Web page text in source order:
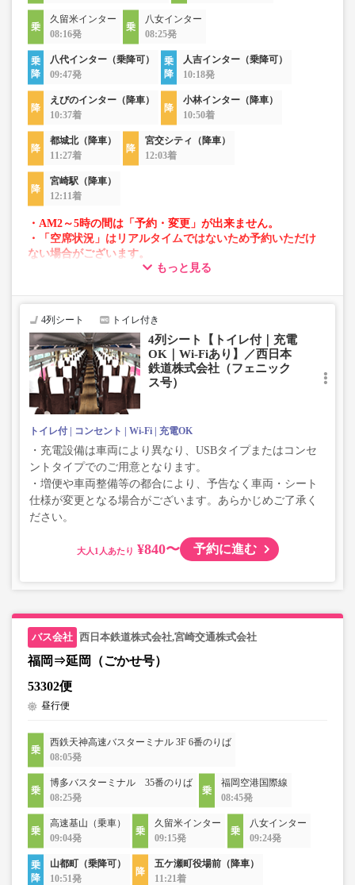
久留米インター
08:16発
八女インター
08:25発
八代インター（乗降可）
09:47発
人吉インター（乗降可）
10:18発
えびのインター（降車）
10:37着
小林インター（降車）
10:50着
都城北（降車）
11:27着
宮交シティ（降車）
12:03着
宮崎駅（降車）
12:11着
・AM2～5時の間は「予約・変更」が出来ません。
・「空席状況」はリアルタイムではないため予約いただけ
ない場合がございます。
・車両は予告なく変更となる場合がございます。これに伴
で、あらかじめご了承ください。
もっと見る
4列シート トイレ付き
4列シート【トイレ付｜充電
OK｜Wi-Fiあり】／西日本
鉄道株式会社（フェニック
ス号）
トイレ付 コンセント Wi-Fi 充電OK
・充電設備は車両により異なり、USBタイプまたはコンセ
ントタイプでのご用意となります。
・増便や車両整備等の都合により、予告なく車両・シート
仕様が変更となる場合がございます。あらかじめご了承く
ださい。
大人 ¥840〜 予約に進む
西日本鉄道株式会社,宮崎交通株式会社
福岡⇒延岡（ごかせ号）
53302便
昼行便
西鉄天神高速バスターミナル 3F 6番のりば
08:05発
博多バスターミナル 35番のりば
08:25発
福岡空港国際線
08:45発
高速基山（乗車）
09:04発
久留米インター
09:15発
八女インター
09:24発
山都町（乗降可）
10:51発
五ケ瀬町役場前（降車）
11:21着